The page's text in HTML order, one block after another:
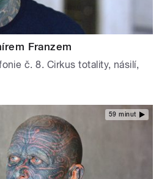
Franzem
č. 8. Cirkus totality, násilí,
59 minut